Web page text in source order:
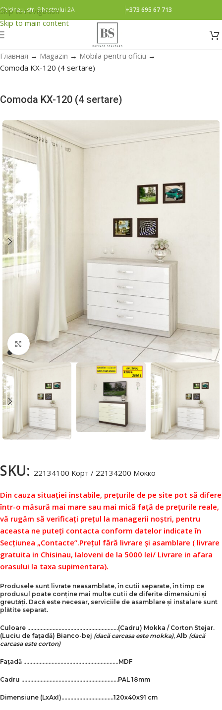
Skip to navigation
Skip to main content
Chisinau, str. Sihastrului 2A +373 695 67 713
Главная → Magazin → Mobila pentru oficiu →
Comoda KX-120 (4 sertare)
Comoda KX-120 (4 sertare)
Faceți click pentru a mări
SKU: 22134100 Корт / 22134200 Мокко
Din cauza situației instabile, prețurile de pe site pot să difere
într-o măsură mai mare sau mai mică față de prețurile reale,
vă rugăm să verificați prețul la managerii noștri, pentru
aceasta ne puteți contacta conform datelor indicate în
Secțiunea „Contacte”.Prețul fără livrare și asamblare ( livrare
gratuita in Chisinau, Ialoveni de la 5000 lei/ Livrare in afara
orasului la taxa supimentara).
Produsele sunt livrate neasamblate, în cutii separate, în timp ce
produsul poate conține mai multe cutii de diferite dimensiuni și
greutăți. Dacă este necesar, serviciile de asamblare și instalare sunt
plătite separat.
Culoare …………………………………………………….(Cadru) Mokka / Corton Stejar.
(Luciu de fațadă) Bianco-bej (dacă carcasa este mokka), Alb (dacă
carcasa este corton)
Fațadă ……………………………………………………….MDF
Cadru ………………………………………………………..PAL 18mm
Dimensiune (LxAxI)……………………………..120х40х91 cm